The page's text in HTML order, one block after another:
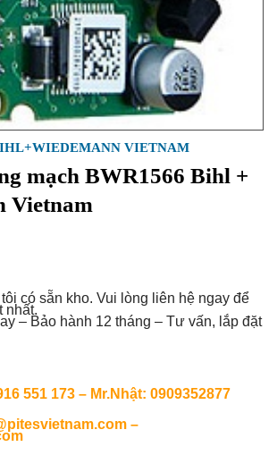
VIETNAM
mạch BWR1566 Bihl +
Vietnam
có sẵn kho. Vui lòng liên hệ ngay để
nhất.
– Bảo hành 12 tháng – Tư vấn, lắp đặt
551 173 – Mr.Nhật: 0909352877
–